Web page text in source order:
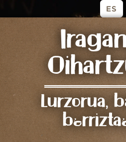
ES
Lurzorua,